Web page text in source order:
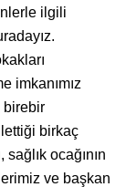
ilgili
imkanımız
birebir
birkaç
ocağının
ve başkan